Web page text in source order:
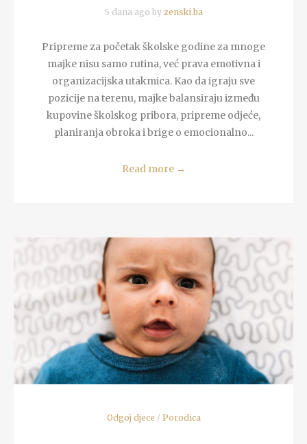
5 dana ago by zenski.ba
Pripreme za početak školske godine za mnoge
majke nisu samo rutina, već prava emotivna i
organizacijska utakmica. Kao da igraju sve
pozicije na terenu, majke balansiraju između
kupovine školskog pribora, pripreme odjeće,
planiranja obroka i brige o emocionalno...
Read more →
READ MORE
Odgoj djece / Porodica